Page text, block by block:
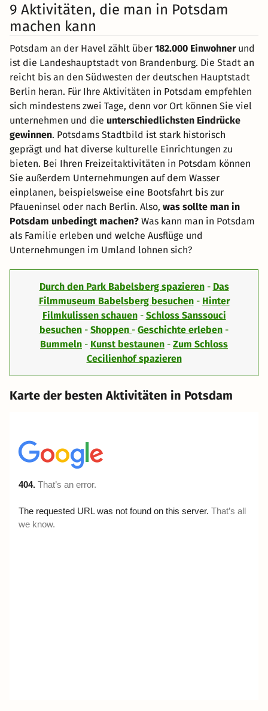
9 Aktivitäten, die man in Potsdam
machen kann
Potsdam an der Havel zählt über 182.000 Einwohnerund
ist die Landeshauptstadt von Brandenburg. Die Stadt an
reicht bis an den Südwesten der deutschen Hauptstadt
Berlin heran. Für Ihre Aktivitäten in Potsdam empfehlen
sich mindestens zwei Tage, denn vor Ort können Sie viel
unternehmen und die unterschiedlichsten Eindrücke
gewinnen. Potsdams Stadtbild ist stark historisch
geprägt und hat diverse kulturelle Einrichtungen zu
bieten. Bei Ihren Freizeitaktivitäten in Potsdam können
Sie außerdem Unternehmungen auf dem Wasser
einplanen, beispielsweise eine Bootsfahrt bis zur
Pfaueninsel oder nach Berlin. Also, was sollte man in
Potsdam unbedingt machen? Was kann man in Potsdam
als Familie erleben und welche Ausflüge und
Unternehmungen im Umland lohnen sich?
Durch den Park Babelsberg spazieren- Das
Filmmuseum Babelsberg besuchen- Hinter
Filmkulissen schauen- Schloss Sanssouci
besuchen - Shoppen - Geschichte erleben -
Bummeln - Kunst bestaunen - Zum Schloss
Cecilienhof spazieren
Karte der besten Aktivitäten in Potsdam